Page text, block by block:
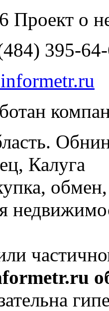
Проект о
395-
Калуга
обмен,